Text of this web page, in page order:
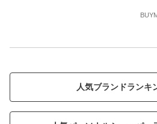
人気ブランドランキ